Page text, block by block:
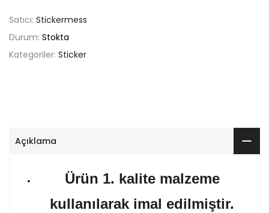
Satıcı: Stickermess
Durum: Stokta
Kategoriler: Sticker
Açıklama
Ürün 1. kalite malzeme
kullanılarak imal edilmiştir.